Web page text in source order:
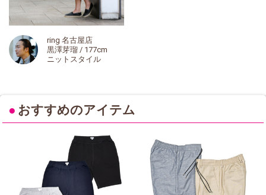
ring 名古屋店
黒澤芽瑠 / 177cm
ニットスタイル
● おすすめのアイテム